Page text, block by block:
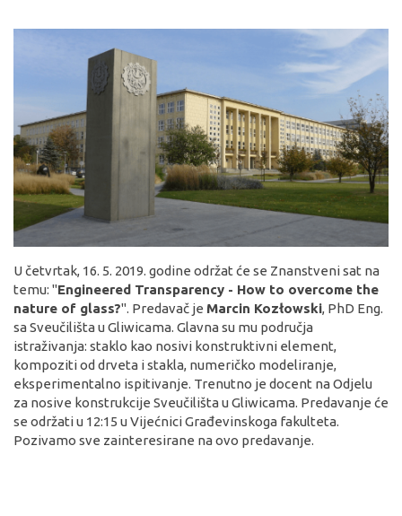
U četvrtak, 16. 5. 2019. godine održat će se Znanstveni sat na
temu: "Engineered Transparency - How to overcome the
nature of glass?". Predavač je Marcin Kozłowski, PhD Eng.
sa Sveučilišta u Gliwicama. Glavna su mu područja
istraživanja: staklo kao nosivi konstruktivni element,
kompoziti od drveta i stakla, numeričko modeliranje,
eksperimentalno ispitivanje. Trenutno je docent na Odjelu
za nosive konstrukcije Sveučilišta u Gliwicama. Predavanje će
se održati u 12:15 u Vijećnici Građevinskoga fakulteta.
Pozivamo sve zainteresirane na ovo predavanje.